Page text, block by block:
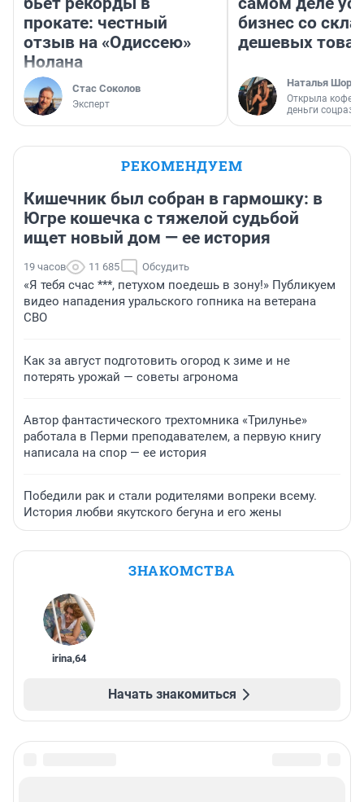
прокате: честный
отзыв на «Одиссею»
Нолана
Стас Соколов
Эксперт
бизнес со
дешевых
Наталья
Открыла
деньги
РЕКОМЕНДУЕМ
Кишечник был собран в гармошку: в
Югре кошечка с тяжелой судьбой
ищет новый дом — ее история
19 часов 11 685 Обсудить
«Я тебя счас ***, петухом поедешь в зону!» Публикуем
видео нападения уральского гопника на ветерана
СВО
Как за август подготовить огород к зиме и не
потерять урожай — советы агронома
Автор фантастического трехтомника «Трилунье»
работала в Перми преподавателем, а первую книгу
написала на спор — ее история
Победили рак и стали родителями вопреки всему.
История любви якутского бегуна и его жены
ЗНАКОМСТВА
irina,64
Начать знакомиться